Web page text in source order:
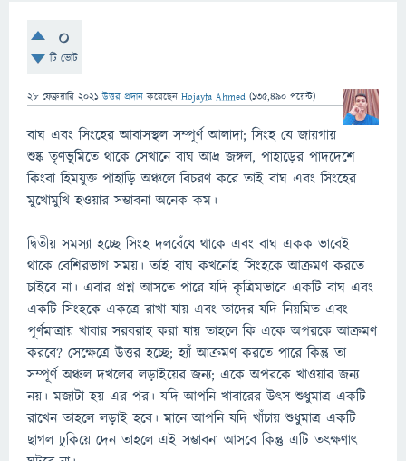
0
টি ভোট
28 ফেব্রুয়ারি 2021 উত্তর প্রদান করেছেন Hojayfa Ahmed (135,490 পয়েন্ট)
বাঘ এবং সিংহের আবাসস্থল সম্পূর্ণ আলাদা; সিংহ যে জায়গায়
শুষ্ক তৃণভূমিতে থাকে সেখানে বাঘ আদ্র জঙ্গল, পাহাড়ের পাদদেশে
কিংবা হিমযুক্ত পাহাড়ি অঞ্চলে বিচরণ করে তাই বাঘ এবং সিংহের
মুখোমুখি হওয়ার সম্ভাবনা অনেক কম।
দ্বিতীয় সমস্যা হচ্ছে সিংহ দলবেঁধে থাকে এবং বাঘ একক ভাবেই
থাকে বেশিরভাগ সময়। তাই বাঘ কখনোই সিংহকে আক্রমণ করতে
চাইবে না। এবার প্রশ্ন আসতে পারে যদি কৃত্রিমভাবে একটি বাঘ এবং
একটি সিংহকে একত্রে রাখা যায় এবং তাদের যদি নিয়মিত এবং
পূর্ণমাত্রায় খাবার সরবরাহ করা যায় তাহলে কি একে অপরকে আক্রমণ
করবে? সেক্ষেত্রে উত্তর হচ্ছে; হ্যাঁ আক্রমণ করতে পারে কিন্তু তা
সম্পূর্ণ অঞ্চল দখলের লড়াইয়ের জন্য; একে অপরকে খাওয়ার জন্য
নয়। মজাটা হয় এর পর। যদি আপনি খাবারের উৎস শুধুমাত্র একটি
রাখেন তাহলে লড়াই হবে। মানে আপনি যদি খাঁচায় শুধুমাত্র একটি
ছাগল ঢুকিয়ে দেন তাহলে এই সম্ভাবনা আসবে কিন্তু এটি তৎক্ষণাৎ